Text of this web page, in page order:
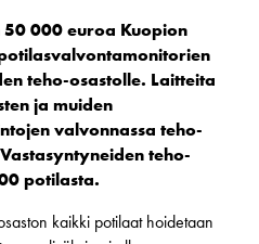
000 euroa Kuopion
teho-osastolle. Laitteita
ja muiden
valvonnassa teho-
teho-
potilasta.
kaikki potilaat hoidetaan